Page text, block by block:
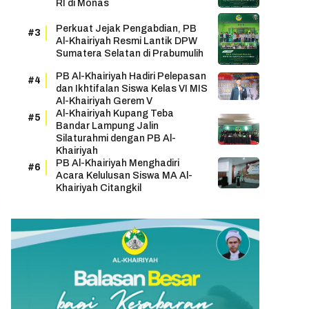
RI di Monas
Perkuat Jejak Pengabdian, PB
Al-Khairiyah Resmi Lantik DPW
Sumatera Selatan di Prabumulih
PB Al-Khairiyah Hadiri Pelepasan
dan Ikhtifalan Siswa Kelas VI MIS
Al-Khairiyah Gerem V
Al-Khairiyah Kupang Teba
Bandar Lampung Jalin
Silaturahmi dengan PB Al-
Khairiyah
PB Al-Khairiyah Menghadiri
Acara Kelulusan Siswa MA Al-
Khairiyah Citangkil